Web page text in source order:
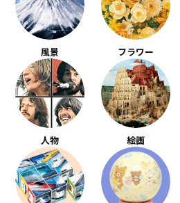
風景 フラワー
人物 絵画